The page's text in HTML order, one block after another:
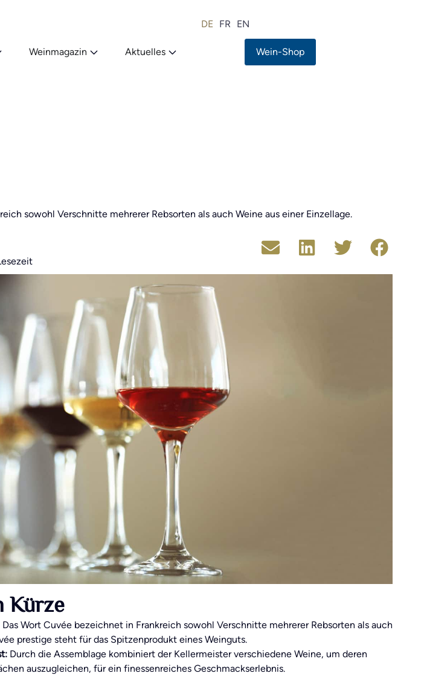
DE FR EN
Weinmagazin Aktuelles Wein-Shop
sowohl Verschnitte mehrerer Rebsorten als auch Weine aus einer Einzellage.
Kürze
Das Wort Cuvée bezeichnet in Frankreich sowohl Verschnitte mehrerer Rebsorten als auch
prestige steht für das Spitzenprodukt eines Weinguts.
Durch die Assemblage kombiniert der Kellermeister verschiedene Weine, um deren
auszugleichen, für ein finessenreiches Geschmackserlebnis.